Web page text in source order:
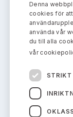
Publikationer
Prenumerera
Address:
Om innehållet
Om webbplatsen
Denna
cookies för
använda vår
du till alla
vår